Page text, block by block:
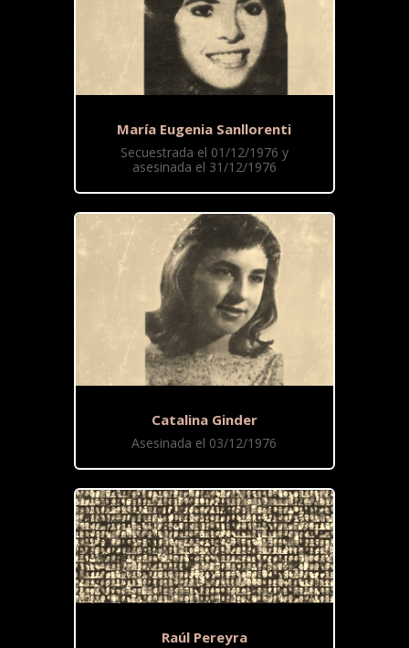
María Eugenia Sanllorenti
Secuestrada el 01/12/1976 y
asesinada el 31/12/1976
Catalina Ginder
Asesinada el 03/12/1976
Raúl Pereyra